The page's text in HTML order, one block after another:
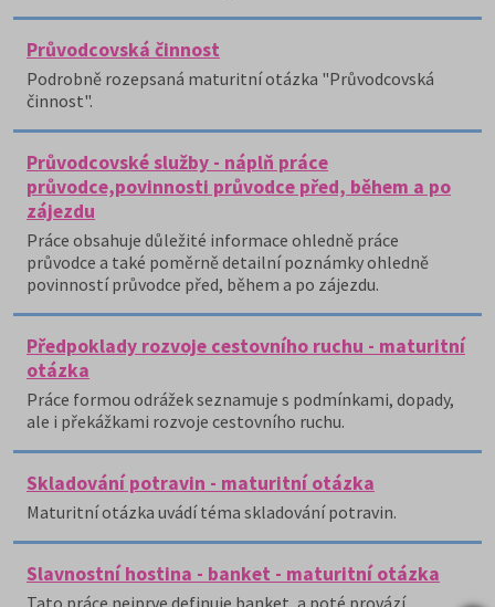
Průvodcovská činnost
Podrobně rozepsaná maturitní otázka "Průvodcovská
činnost".
Průvodcovské služby - náplň práce
průvodce,povinnosti průvodce před, během a po
zájezdu
Práce obsahuje důležité informace ohledně práce
průvodce a také poměrně detailní poznámky ohledně
povinností průvodce před, během a po zájezdu.
Předpoklady rozvoje cestovního ruchu - maturitní
otázka
Práce formou odrážek seznamuje s podmínkami, dopady,
ale i překážkami rozvoje cestovního ruchu.
Skladování potravin - maturitní otázka
Maturitní otázka uvádí téma skladování potravin.
Slavnostní hostina - banket - maturitní otázka
Tato práce nejprve definuje banket, a poté provází